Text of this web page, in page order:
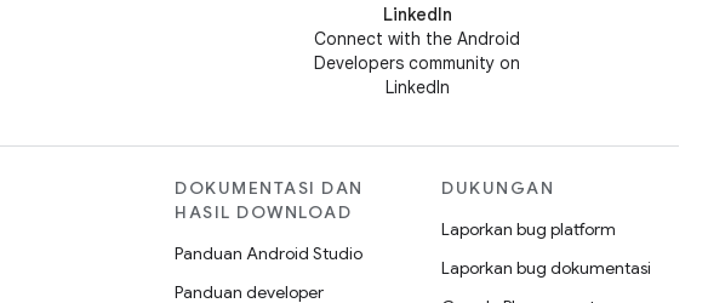
LinkedIn
Connect with the Android
Developers community on
LinkedIn
DOKUMENTASI DAN
HASIL DOWNLOAD
Panduan Android Studio
Panduan developer
DUKUNGAN
Laporkan bug platform
Laporkan bug dokumentasi